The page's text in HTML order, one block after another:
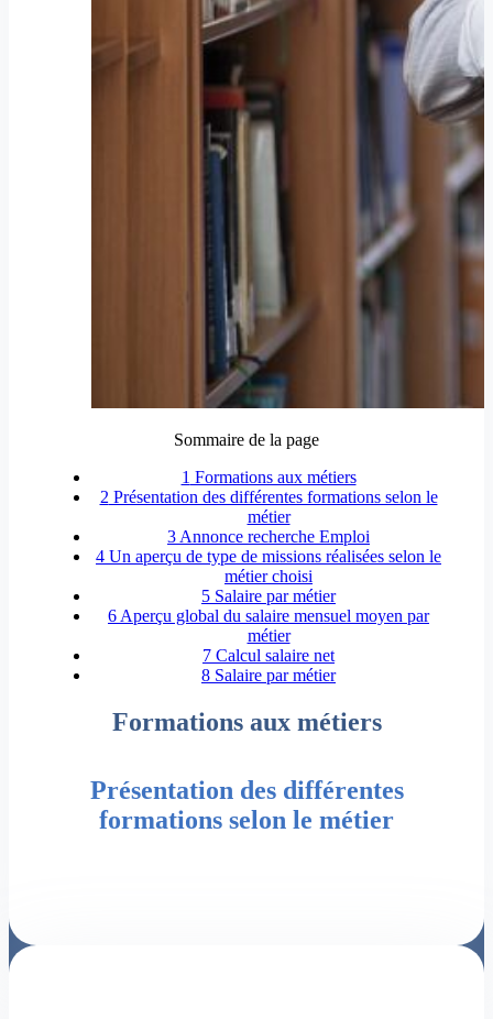
Sommaire de la page
1 Formations aux métiers
2 Présentation des différentes formations selon le
métier
3 Annonce recherche Emploi
4 Un aperçu de type de missions réalisées selon le
métier choisi
5 Salaire par métier
6 Aperçu global du salaire mensuel moyen par
métier
7 Calcul salaire net
8 Salaire par métier
Formations aux métiers
Présentation des différentes
formations selon le métier